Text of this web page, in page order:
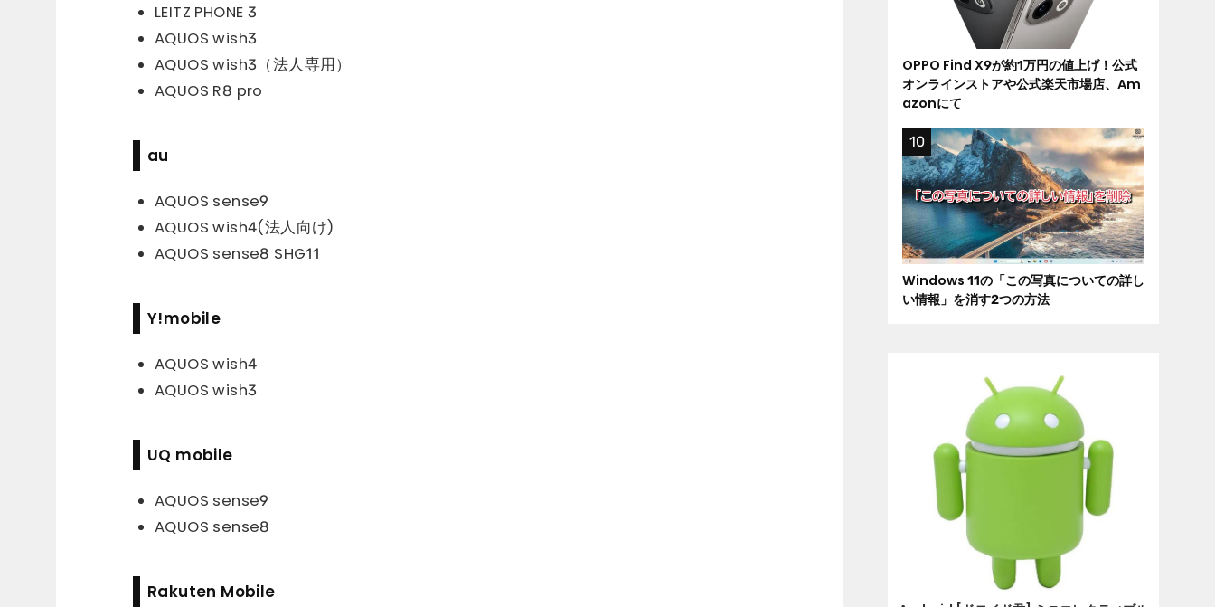
LEITZ PHONE 3
AQUOS wish3
AQUOS wish3（法人専用）
AQUOS R8 pro
au
AQUOS sense9
AQUOS wish4(法人向け)
AQUOS sense8 SHG11
Y!mobile
AQUOS wish4
AQUOS wish3
UQ mobile
AQUOS sense9
AQUOS sense8
Rakuten Mobile
OPPO Find X9が約1万円の値上げ！公式
オンラインストアや公式楽天市場店、Am
azonにて
Windows 11の「この写真についての詳し
い情報」を消す2つの方法